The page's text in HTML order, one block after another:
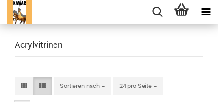
Acrylvitrinen
Sortieren nach
Sortieren nach 24 pro Seite
pro Seite